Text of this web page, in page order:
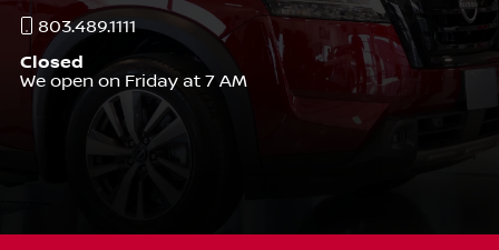
803.489.1111
Closed
We open on Friday at 7 AM